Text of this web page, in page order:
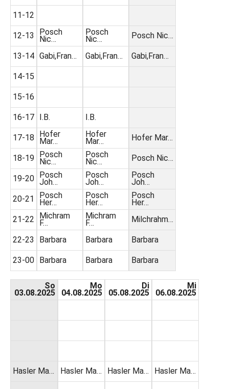
11-12
12-13
13-14
14-15
15-16
16-17
17-18
18-19
19-20
20-21
21-22
22-23
23-00
Posch
Nic…
Gabi,Fran…
I.B.
Hofer
Mar…
Posch
Nic…
Posch
Joh…
Posch
Her…
Michram
F…
Barbara
Barbara
Posch
Nic…
Gabi,Fran…
I.B.
Hofer
Mar…
Posch
Nic…
Posch
Joh…
Posch
Her…
Michram
F…
Barbara
Barbara
Posch Nic…
Gabi,Fran…
Hofer Mar…
Posch Nic…
Posch
Joh…
Posch
Her…
Milchrahm…
Barbara
Barbara
So
03.08.2025
Hasler Ma…
Mo
04.08.2025
Hasler Ma…
Di
05.08.2025
Hasler Ma…
Mi
06.08.2025
Hasler Ma…